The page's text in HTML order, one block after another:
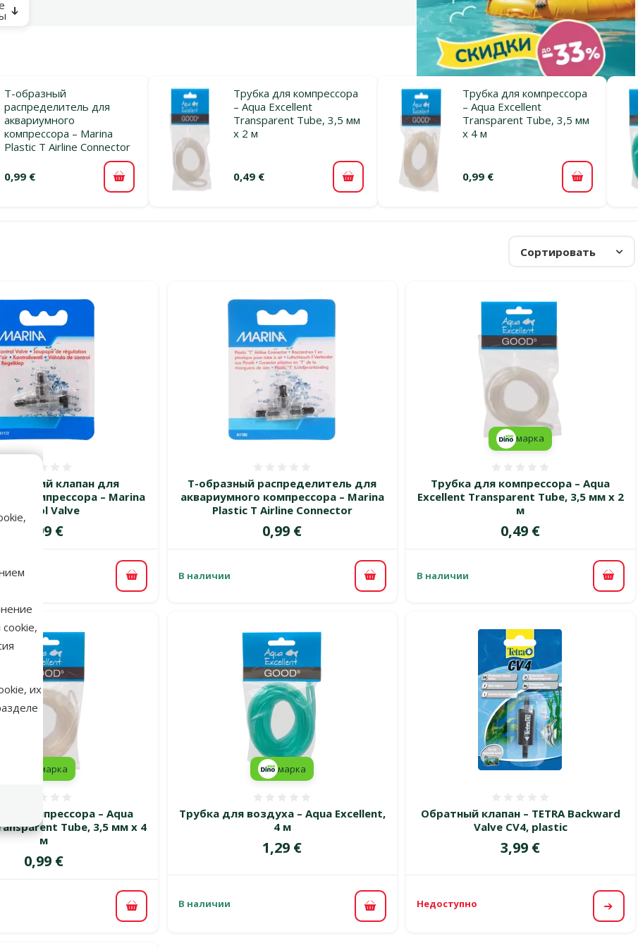
их
Т-образный
распределитель для
аквариумного
компрессора – Marina
Plastic T Airline Connector
0,99 € В корзину
Трубка для компрессора
– Aqua Excellent
Transparent Tube, 3,5 мм
х 2 м
0,49 € В корзину
Трубка для компрессора
– Aqua Excellent
Transparent Tube, 3,5 мм
х 4 м
0,99 € В корзину
Сортировать
клапан для
компрессора – Marina
Control Valve
Цена
0,99 €
В корзину
Т-образный распределитель для
аквариумного компрессора – Marina
Plastic T Airline Connector
Цена
0,99 €
В наличии В корзину
Трубка для компрессора – Aqua
Excellent Transparent Tube, 3,5 мм х 2
м
Цена
0,49 €
марка
В наличии В
компрессора – Aqua
Tube, 3,5 мм х 4
м
Цена
0,99 €
марка
В корзину
Трубка для воздуха – Aqua Excellent,
4 м
Цена
1,29 €
марка
В наличии
В корзину
Обратный клапан – TETRA Backward
Valve CV4, plastic
Цена
3,99 €
Недоступно